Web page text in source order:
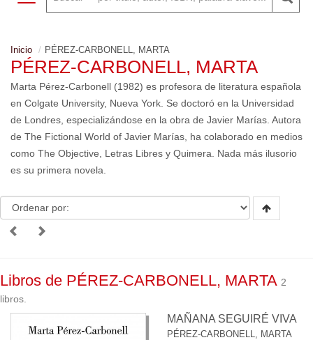
Inicio PÉREZ-CARBONELL, MARTA
PÉREZ-CARBONELL, MARTA
Marta Pérez-Carbonell (1982) es profesora de literatura española
en Colgate University, Nueva York. Se doctoró en la Universidad
de Londres, especializándose en la obra de Javier Marías. Autora
de The Fictional World of Javier Marías, ha colaborado en medios
como The Objective, Letras Libres y Quimera. Nada más ilusorio
es su primera novela.
Libros de PÉREZ-CARBONELL, MARTA 2
libros.
MAÑANA SEGUIRÉ VIVA
PÉREZ-CARBONELL, MARTA